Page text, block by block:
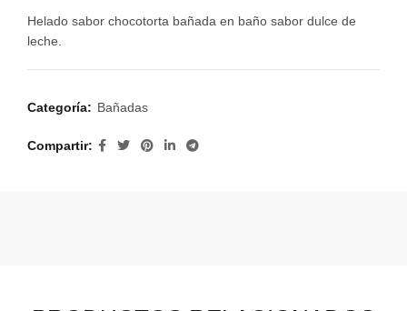
Helado sabor chocotorta bañada en baño sabor dulce de
leche.
Categoría: Bañadas
Compartir